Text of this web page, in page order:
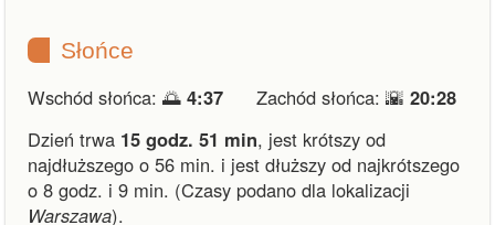
Słońce
Wschód słońca: 🌅 4:37 Zachód słońca: 🌇 20:28
Dzień trwa 15 godz. 51 min, jest krótszy od
najdłuższego o 56 min. i jest dłuższy od najkrótszego
o 8 godz. i 9 min. (Czasy podano dla lokalizacji
Warszawa).